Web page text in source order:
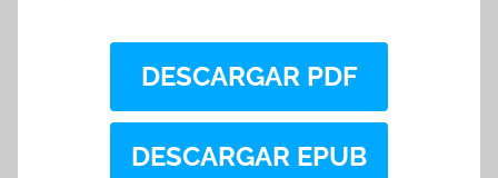
DESCARGAR PDF
DESCARGAR EPUB